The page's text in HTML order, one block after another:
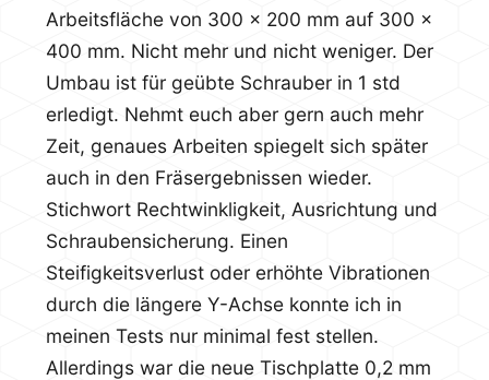
Arbeitsfläche von 300 x 200 mm auf 300 x
400 mm. Nicht mehr und nicht weniger. Der
Umbau ist für geübte Schrauber in 1 std
erledigt. Nehmt euch aber gern auch mehr
Zeit, genaues Arbeiten spiegelt sich später
auch in den Fräsergebnissen wieder.
Stichwort Rechtwinkligkeit, Ausrichtung und
Schraubensicherung. Einen
Steifigkeitsverlust oder erhöhte Vibrationen
durch die längere Y-Achse konnte ich in
meinen Tests nur minimal fest stellen.
Allerdings war die neue Tischplatte 0,2 mm